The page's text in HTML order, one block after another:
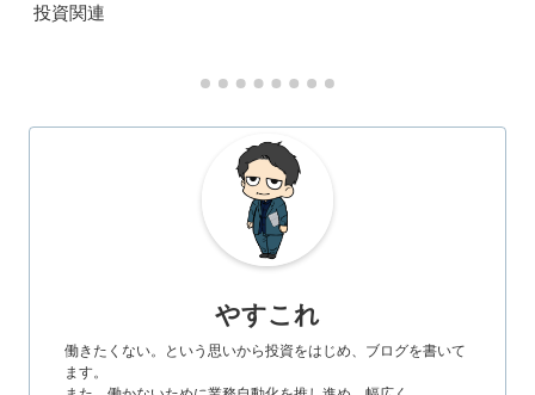
投資関連
やすこれ
働きたくない。という思いから投資をはじめ、ブログを書いて
ます。